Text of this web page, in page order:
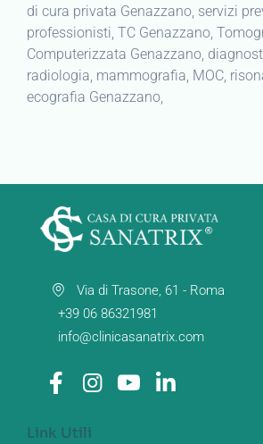
di cura privata Genazzano, servizi
professionisti, TC Genazzano,
Computerizzata Genazzano,
radiologia, mammografia, MOC,
ecografia Genazzano,
Via di Trasone, 61 - Roma
+39 06 86321981
info@clinicasanatrix.com
Link Utili